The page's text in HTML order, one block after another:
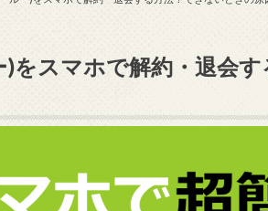
)をスマホで解約・退会